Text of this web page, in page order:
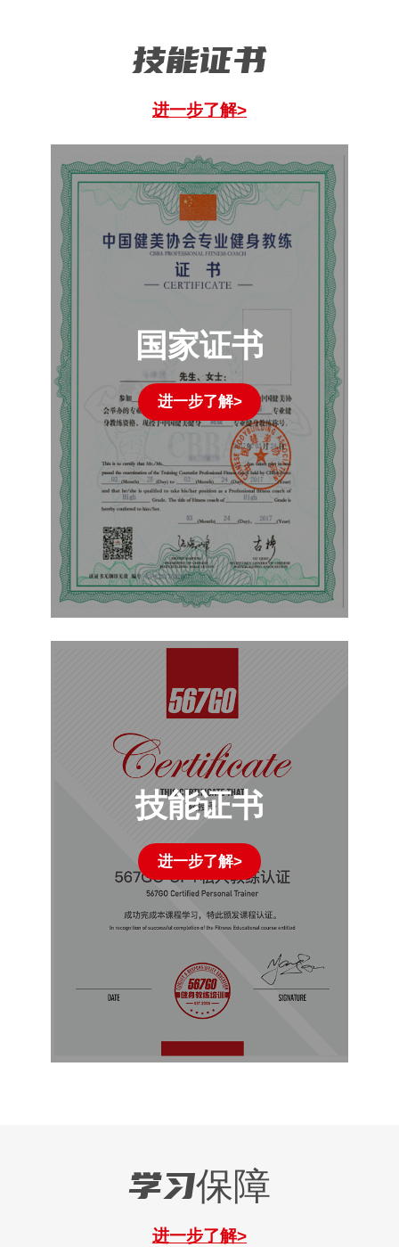
技能证书
进一步了解>
国家证书
进一步了解>
技能证书
进一步了解>
学习保障
进一步了解>